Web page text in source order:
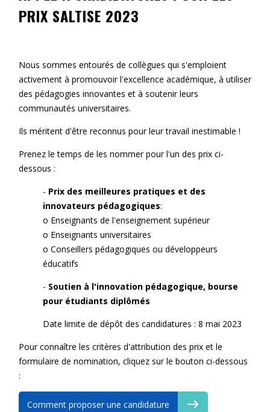
PRIX SALTISE 2023
Nous sommes entourés de collègues qui s'emploient
activement à promouvoir l'excellence académique, à utiliser
des pédagogies innovantes et à soutenir leurs
communautés universitaires.
Ils méritent d'être reconnus pour leur travail inestimable !
Prenez le temps de les nommer pour l'un des prix ci-
dessous :
- Prix des meilleures pratiques et des
innovateurs pédagogiques:
o Enseignants de l'enseignement supérieur
o Enseignants universitaires
o Conseillers pédagogiques ou développeurs
éducatifs
- Soutien à l'innovation pédagogique, bourse
pour étudiants diplômés
Date limite de dépôt des candidatures : 8 mai 2023
Pour connaître les critères d'attribution des prix et le
formulaire de nomination, cliquez sur le bouton ci-dessous
:
Comment proposer une candidature
Contact
Outils
Liens
Qui vous êtes